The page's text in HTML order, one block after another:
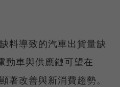
料導致的汽車出貨量缺
動車與供應鏈可望在
著改善與新消費趨勢。